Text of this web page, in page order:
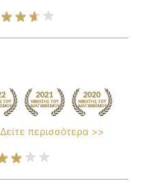
Δείτε περισσότερα >>